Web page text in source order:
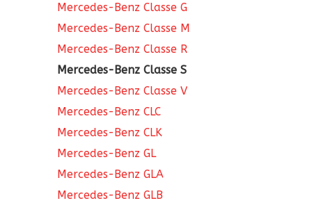
Mercedes-Benz Classe G
Mercedes-Benz Classe M
Mercedes-Benz Classe R
Mercedes-Benz Classe S
Mercedes-Benz Classe V
Mercedes-Benz CLC
Mercedes-Benz CLK
Mercedes-Benz GL
Mercedes-Benz GLA
Mercedes-Benz GLB